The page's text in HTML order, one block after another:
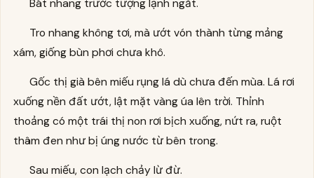
Bát nhang trước tượng lạnh ngắt.
Tro nhang không tơi, mà ướt vón thành từng mảng
xám, giống bùn phơi chưa khô.
Gốc thị già bên miếu rụng lá dù chưa đến mùa. Lá rơi
xuống nền đất ướt, lật mặt vàng úa lên trời. Thỉnh
thoảng có một trái thị non rơi bịch xuống, nứt ra, ruột
thâm đen như bị úng nước từ bên trong.
Sau miếu, con lạch chảy lừ đừ.